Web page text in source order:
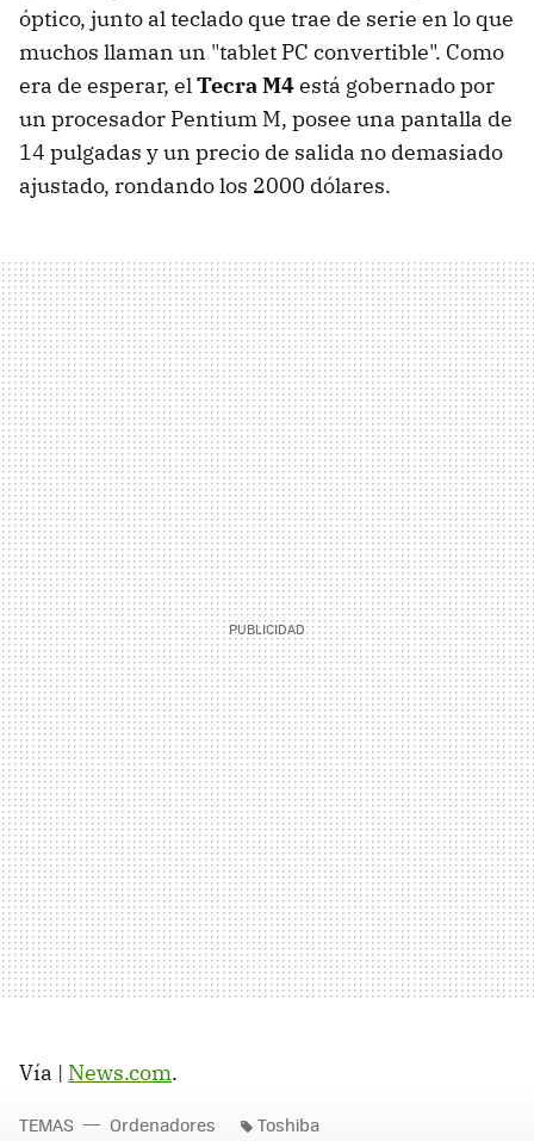
óptico, junto al teclado que trae de serie en lo que
muchos llaman un "tablet PC convertible". Como
era de esperar, elTecra M4está gobernado por
un procesador Pentium M, posee una pantalla de
14 pulgadas y un precio de salida no demasiado
ajustado, rondando los 2000 dólares.
Vía | News.com.
TEMAS Ordenadores Toshiba